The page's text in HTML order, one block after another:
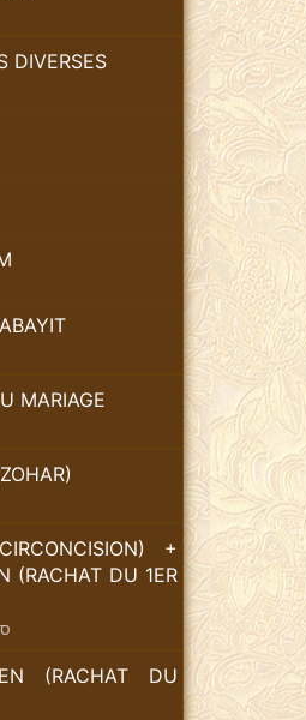
DIVERSES
MARIAGE
+
(RACHAT DU 1ER
(RACHAT DU